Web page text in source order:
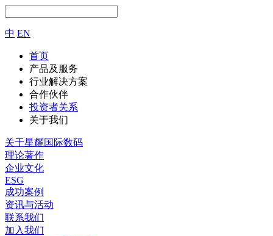
中 EN
首页
产品及服务
行业解决方案
合作伙伴
投资者关系
关于我们
关于星耀国际数码
理论著作
企业文化
ESG
成功案例
资讯与活动
联系我们
加入我们